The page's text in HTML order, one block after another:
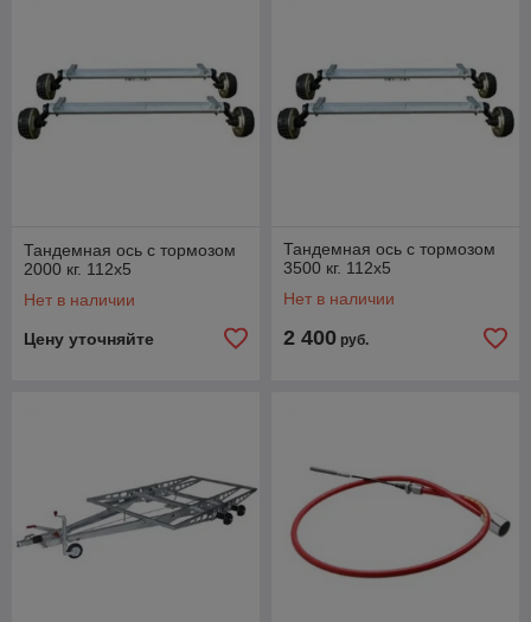
Тандемная ось с тормозом
2000 кг. 112х5
Нет в наличии
Цену уточняйте
Тандемная ось с тормозом
3500 кг. 112х5
Нет в наличии
2 400 руб.